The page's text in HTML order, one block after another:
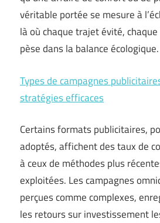
véritable portée se mesure à
là où chaque trajet évité,
pèse dans la balance écologique.
Types de campagnes
stratégies efficaces
Certains formats publicitaires,
adoptés, affichent des taux de
à ceux de méthodes plus
exploitées. Les campagnes
perçues comme complexes,
les retours sur investissement